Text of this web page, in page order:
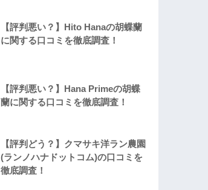
【評判悪い？】Hito Hanaの胡蝶蘭
に関する口コミを徹底調査！
【評判悪い？】Hana Primeの胡蝶
蘭に関する口コミを徹底調査！
【評判どう？】クマサキ洋ラン農園
(ランノハナドットコム)の口コミを
徹底調査！